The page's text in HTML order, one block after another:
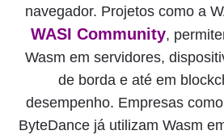
navegador. Projetos como a
WASI Community,
Wasm em servidores,
de borda e até em
desempenho. Empresas
ByteDance já utilizam Wasm